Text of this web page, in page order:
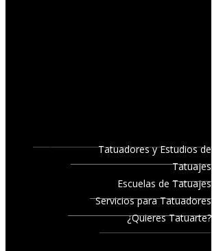
Tatuadores y Estudios de
Tatuajes
Escuelas de Tatuajes
Servicios para Tatuadores
¿Quieres Tatuarte?